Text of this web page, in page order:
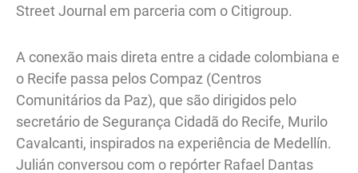
Street Journal em parceria com o Citigroup.
A conexão mais direta entre a cidade colombiana e
o Recife passa pelos Compaz (Centros
Comunitários da Paz), que são dirigidos pelo
secretário de Segurança Cidadã do Recife, Murilo
Cavalcanti, inspirados na experiência de Medellín.
Julián conversou com o repórter Rafael Dantas